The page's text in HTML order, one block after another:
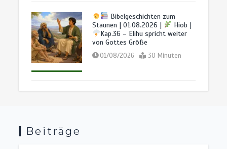
Finley | Lektion 10 : Vollkommen in
Christus |
Die Briefe von Paulus
an die Philipper & Kolosser | 1/2026
28/02/2026 7 Minuten
Bibelgeschichten zum
Staunen | 01.08.2026 |
Hiob |
Kap.36 – Elihu spricht weiter
von Gottes Größe
01/08/2026 30 Minuten
Beiträge